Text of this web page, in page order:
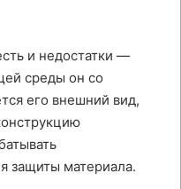
и недостатки —
среды он со
его внешний вид,
защиты материала.